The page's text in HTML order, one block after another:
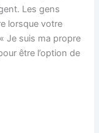
Les gens
lorsque votre
Je suis ma propre
être l’option de